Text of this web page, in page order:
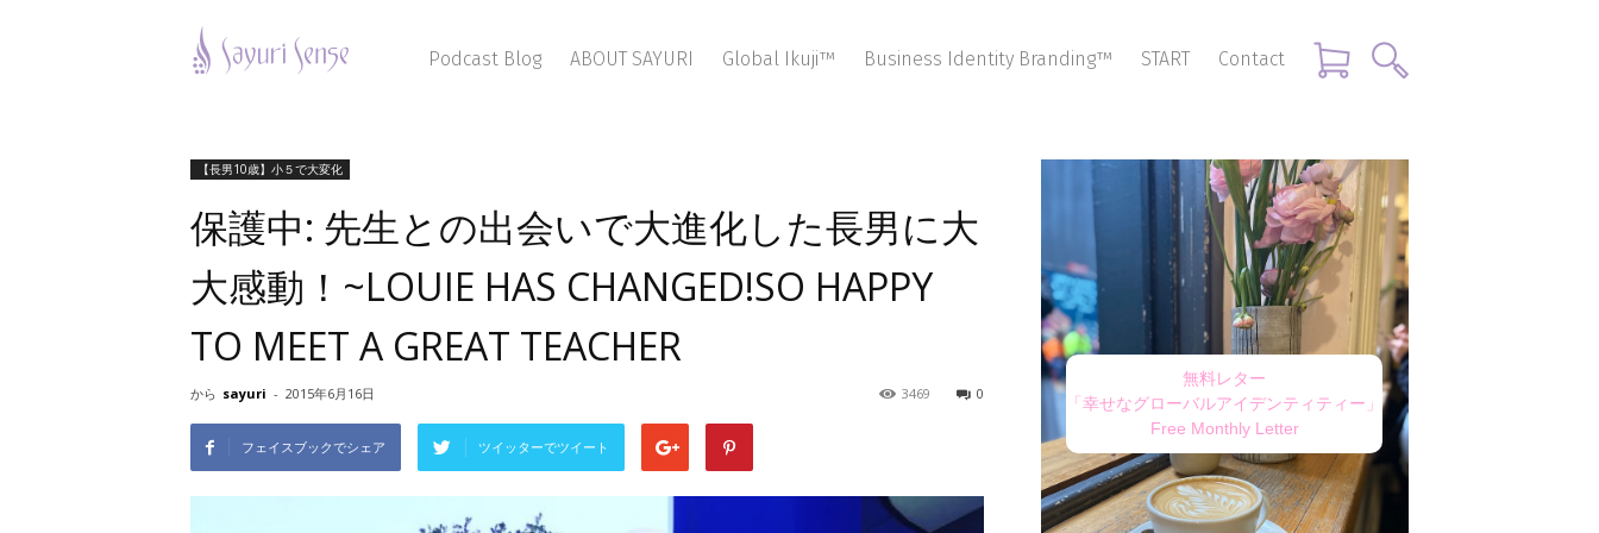
Podcast Blog
ABOUT SAYURI Global Ikuji™ Business Identity Branding™ START Contact
【長男10歳】小５で大変化
保護中: 先生との出会いで大進化した長男に大
大感動！~LOUIE HAS CHANGED!SO HAPPY
TO MEET A GREAT TEACHER
から sayuri - 2015年6月16日 0
3469
フェイスブックでシェア ツイッターでツイート
無料レター
「幸せなグローバルアイデンティティー」
Free Monthly Letter